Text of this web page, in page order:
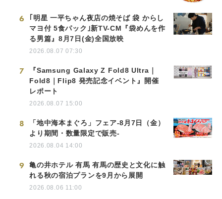
6
｢明星 一平ちゃん夜店の焼そば 袋 からし
マヨ付 5食パック｣新TV-CM『袋めんを作
る男篇』8月7日(金)全国放映
2026.08.07 07:30
7
『Samsung Galaxy Z Fold8 Ultra｜
Fold8｜Flip8 発売記念イベント』開催
レポート
2026.08.07 15:00
8
「地中海本まぐろ」フェア-8月7日（金）
より期間・数量限定で販売-
2026.08.04 14:00
9
亀の井ホテル 有馬 有馬の歴史と文化に触
れる秋の宿泊プランを9月から展開
2026.08.06 11:00